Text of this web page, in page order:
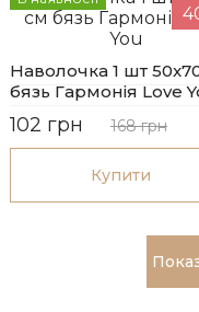
Наволочка 1 шт
бязь Гармонія Love
102 грн 168 грн
Купити